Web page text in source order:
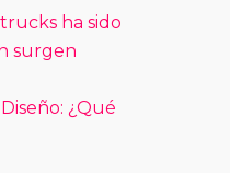
ha sido
surgen
¿Qué